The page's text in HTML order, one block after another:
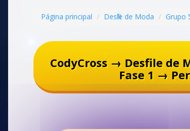
Página principal Desfile de Moda Grupo
CodyCross → Desfile de
Fase 1 →